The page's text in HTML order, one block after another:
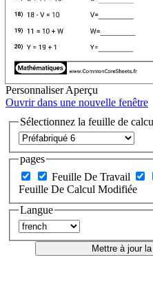
Personnaliser Aperçu
Ouvrir dans une nouvelle fenêtre
Sélectionnez la feuille de
pages
Feuille De Travail
Feuille De Calcul Modifiée
Langue
Mettre à jour